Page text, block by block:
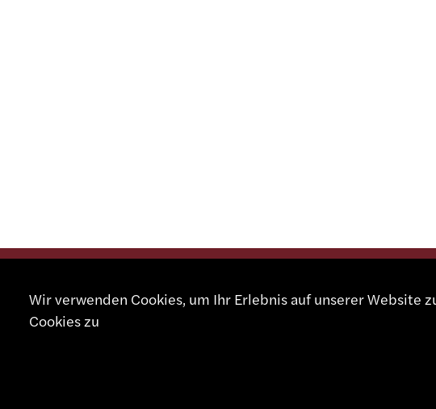
KONTAKT
Wir verwenden Cookies, um Ihr Erlebnis auf unserer Website
Cookies zu